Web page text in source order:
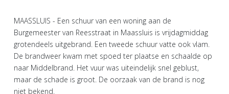
MAASSLUIS - Een schuur van een woning aan de
Burgemeester van Reesstraat in Maassluis is vrijdagmiddag
grotendeels uitgebrand. Een tweede schuur vatte ook vlam.
De brandweer kwam met spoed ter plaatse en schaalde op
naar Middelbrand. Het vuur was uiteindelijk snel geblust,
maar de schade is groot. De oorzaak van de brand is nog
niet bekend.